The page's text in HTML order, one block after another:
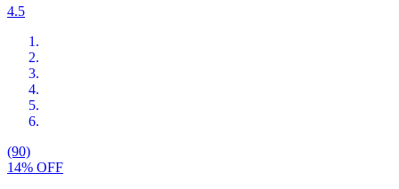
4.5
(90)
14% OFF